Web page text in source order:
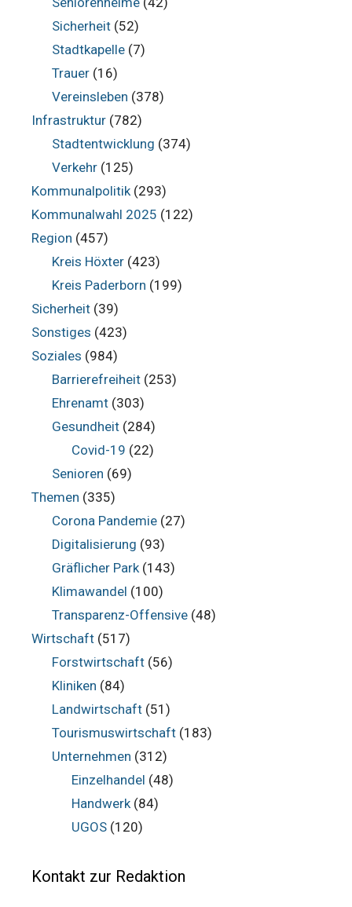
Sicherheit(52)
Stadtkapelle(7)
Trauer(16)
Vereinsleben (378)
Infrastruktur (782)
Stadtentwicklung (374)
Verkehr(125)
Kommunalpolitik (293)
Kommunalwahl 2025 (122)
Region (457)
Kreis Höxter(423)
Kreis Paderborn (199)
Sicherheit (39)
Sonstiges (423)
Soziales (984)
Barrierefreiheit(253)
Ehrenamt(303)
Gesundheit(284)
Covid-19 (22)
Senioren (69)
Themen (335)
Corona Pandemie(27)
Digitalisierung (93)
Gräflicher Park(143)
Klimawandel (100)
Transparenz-Offensive(48)
Wirtschaft (517)
Forstwirtschaft(56)
Kliniken (84)
Landwirtschaft(51)
Tourismuswirtschaft(183)
Unternehmen (312)
Einzelhandel (48)
Handwerk (84)
UGOS (120)
Kontakt zur Redaktion